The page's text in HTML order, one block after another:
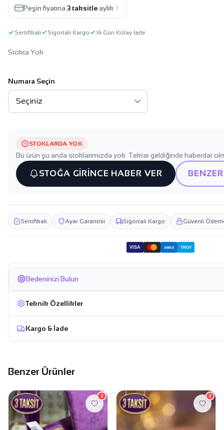
Peşin fiyatına 3 taksitle aylık
Sertifikalı Sigortalı Kargo 14 Gün Kolay İade
Stokta Yok
Numara Seçin
STOKLARDA YOK
Bu ürün şu anda stoklarımızda yok. Tekrar geldiğinde haberdar
STOĞA GİRİNCE HABER VER
Sertifikalı Ayar Garantisi Sigortalı Kargo Güvenli
VISA AMEX TROY
Bedeninizi Bulun
Teknik Özellikler
Kargo & İade
Benzer Ürünler
2 3